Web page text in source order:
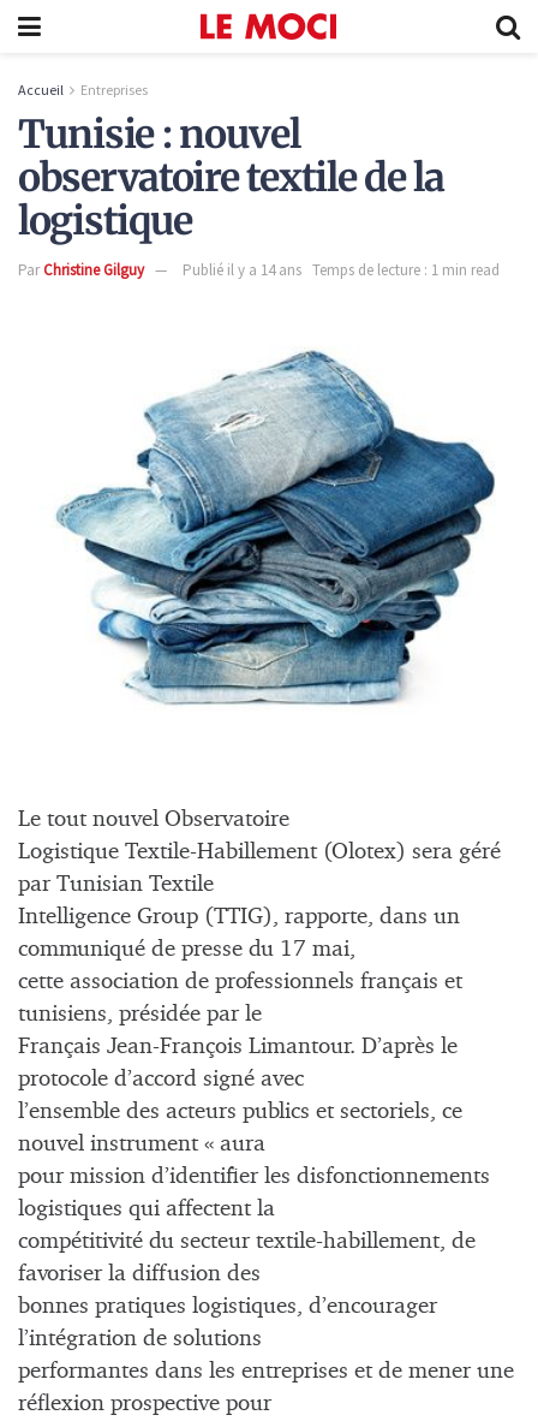
Accueil Entreprises
Tunisie : nouvel
observatoire textile de la
logistique
ParChristine Gilguy Publié il y a 14 ans Temps de lecture : 1 min read
Le tout nouvel Observatoire
Logistique Textile-Habillement (Olotex) sera géré
par Tunisian Textile
Intelligence Group (TTIG), rapporte, dans un
communiqué de presse du 17 mai,
cette association de professionnels français et
tunisiens, présidée par le
Français Jean-François Limantour. D’après le
protocole d’accord signé avec
l’ensemble des acteurs publics et sectoriels, ce
nouvel instrument « aura
pour mission d’identifier les disfonctionnements
logistiques qui affectent la
compétitivité du secteur textile-habillement, de
favoriser la diffusion des
bonnes pratiques logistiques, d’encourager
l’intégration de solutions
performantes dans les entreprises et de mener une
réflexion prospective pour